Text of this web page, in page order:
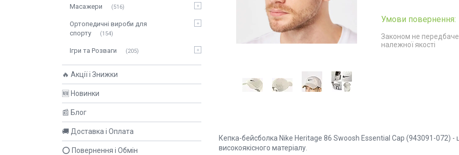
Законом не
належної якості
Кепка-бейсболка Nike Heritage 86 Swoosh Essential Cap (943091-072) -
високоякісного матеріалу.
Масажери 516
Ортопедичні вироби для
спорту
154
Ігри та Розваги 205
🔥 Акції і Знижки
🆕 Новинки
📰 Блог
🚚 Доставка і Оплата
⭕ Повернення і Обмін